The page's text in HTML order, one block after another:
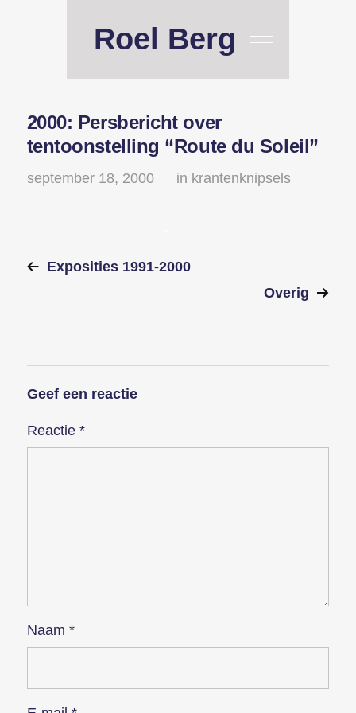
Roel Berg
2000: Persbericht over
tentoonstelling “Route du Soleil”
september 18, 2000 in krantenknipsels
Exposities 1991-2000
Overig
Geef een reactie
Reactie *
Naam *